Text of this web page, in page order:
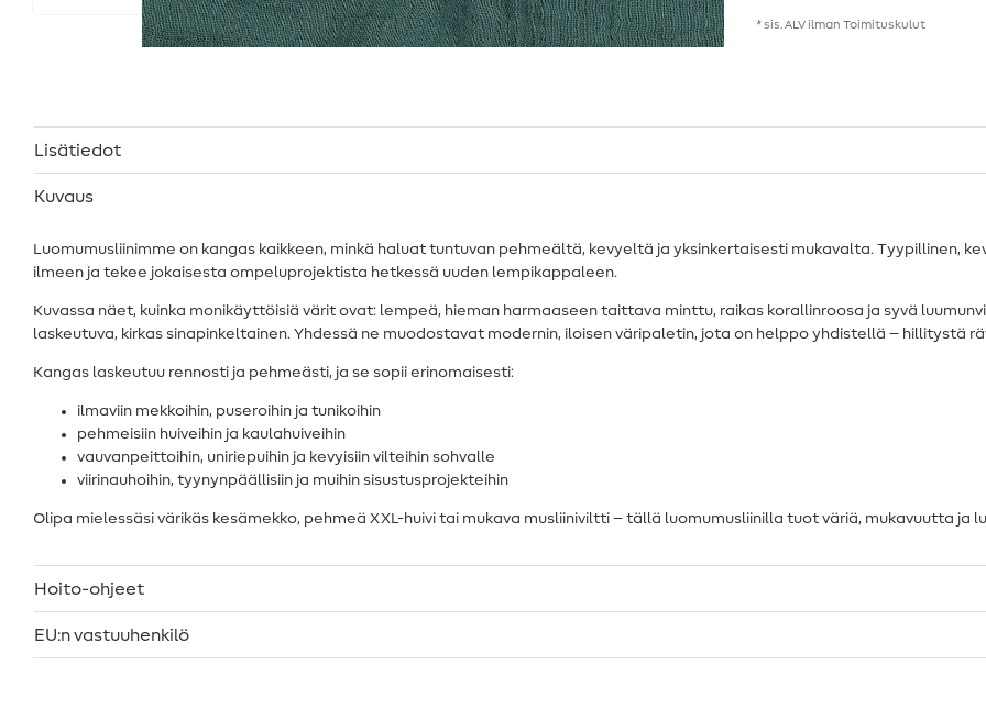
* sis. ALV ilman Toimituskulut
Lisätiedot
Kuvaus
Luomumusliinimme on kangas kaikkeen, minkä haluat tuntuvan pehmeältä, kevyeltä ja yksinkertaisesti mukavalta. Tyypillinen,
ilmeen ja tekee jokaisesta ompeluprojektista hetkessä uuden lempikappaleen.
Kuvassa näet, kuinka monikäyttöisiä värit ovat: lempeä, hieman harmaaseen taittava minttu, raikas korallinroosa ja syvä
laskeutuva, kirkas sinapinkeltainen. Yhdessä ne muodostavat modernin, iloisen väripaletin, jota on helppo yhdistellä – hillitystä
Kangas laskeutuu rennosti ja pehmeästi, ja se sopii erinomaisesti:
ilmaviin mekkoihin, puseroihin ja tunikoihin
pehmeisiin huiveihin ja kaulahuiveihin
vauvanpeittoihin, uniriepuihin ja kevyisiin vilteihin sohvalle
viirinauhoihin, tyynynpäällisiin ja muihin sisustusprojekteihin
Olipa mielessäsi värikäs kesämekko, pehmeä XXL-huivi tai mukava musliiniviltti – tällä luomumusliinilla tuot väriä, mukavuutta ja
Hoito-ohjeet
EU:n vastuuhenkilö